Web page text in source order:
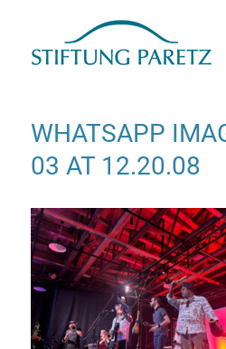
WHATSAPP
03 AT 12.20.08